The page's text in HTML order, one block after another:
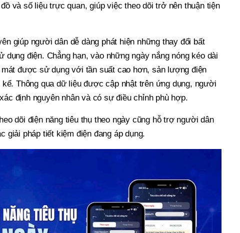
và số liệu trực quan, giúp việc theo dõi trở nên thuận tiện
giúp người dân dễ dàng phát hiện những thay đổi bất
dụng điện. Chẳng hạn, vào những ngày nắng nóng kéo dài
được sử dụng với tần suất cao hơn, sản lượng điện
kể. Thông qua dữ liệu được cập nhật trên ứng dụng, người
định nguyên nhân và có sự điều chỉnh phù hợp.
dõi điện năng tiêu thụ theo ngày cũng hỗ trợ người dân
giải pháp tiết kiệm điện đang áp dụng.